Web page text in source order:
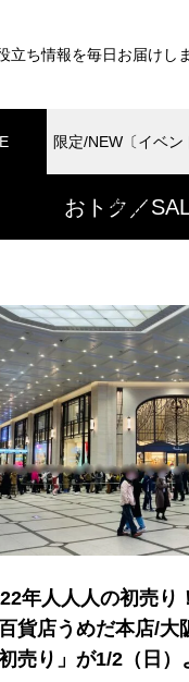
立ち情報を毎日お届けしま
限定/NEW〔イベン
商品〕
おトク／
年人人人の初売り
貨店うめだ本店/大
売り」が1/2（日）